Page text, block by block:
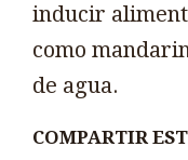
inducir
como
de agua.
COMPARTIR